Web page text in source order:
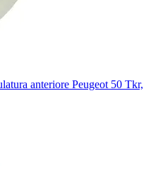
anteriore Peugeot 50 Tkr,